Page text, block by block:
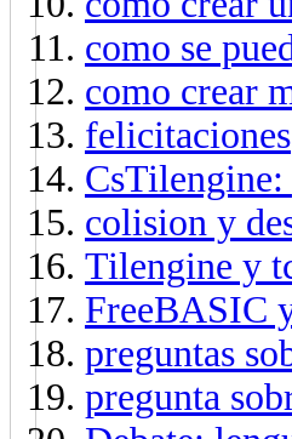
como se
como crear
felicitaciones
colision y
Tilengine y
FreeBASIC
preguntas
pregunta